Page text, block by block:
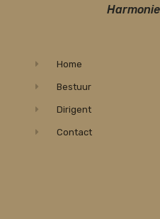
Home
Bestuur
Dirigent
Contact